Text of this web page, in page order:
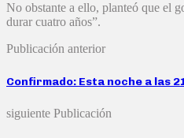
No obstante a ello, planteó que el
durar cuatro años”.
Publicación anterior
Confirmado: Esta noche a las
siguiente Publicación